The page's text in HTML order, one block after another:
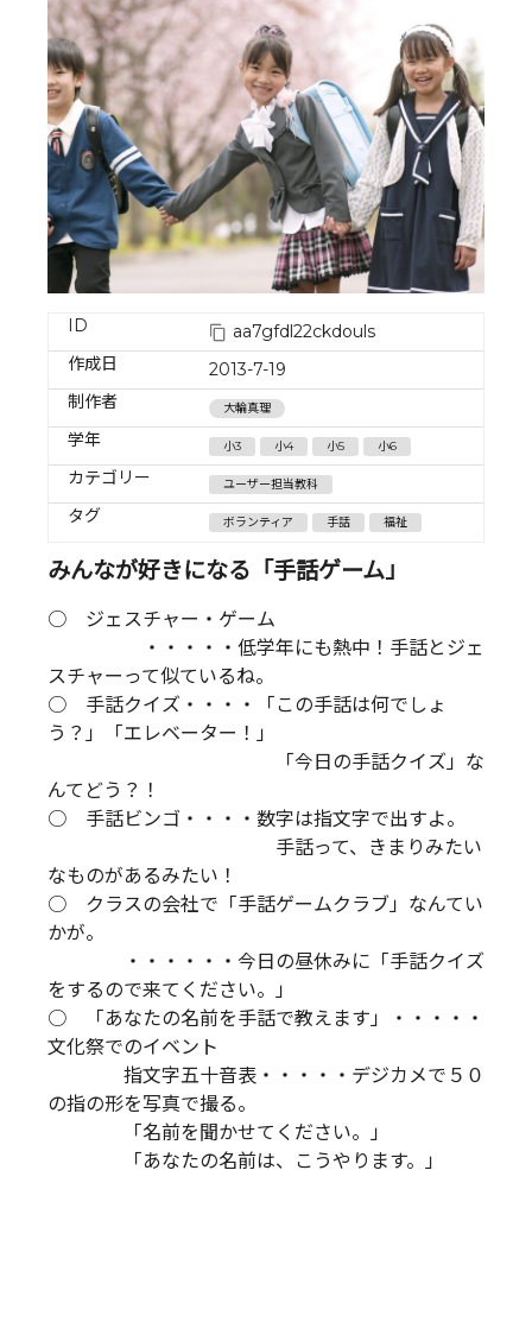
ID
aa7gfdl22ckdouls
作成日
2013-7-19
制作者
大輪真理
学年 小3 小4 小5 小6
カテゴリー ユーザー担当教科
タグ ボランティア 手話 福祉
みんなが好きになる「手話ゲーム」
○ ジェスチャー・ゲーム
・・・・・低学年にも熱中！手話とジェ
スチャーって似ているね。
○ 手話クイズ・・・・「この手話は何でしょ
う？」「エレベーター！」
「今日の手話クイズ」な
んてどう？！
○ 手話ビンゴ・・・・数字は指文字で出すよ。
手話って、きまりみたい
なものがあるみたい！
○ クラスの会社で「手話ゲームクラブ」なんてい
かが。
・・・・・・今日の昼休みに「手話クイズ
をするので来てください。」
○ 「あなたの名前を手話で教えます」・・・・・
文化祭でのイベント
指文字五十音表・・・・・デジカメで５０
の指の形を写真で撮る。
「名前を聞かせてください。」
「あなたの名前は、こうやります。」